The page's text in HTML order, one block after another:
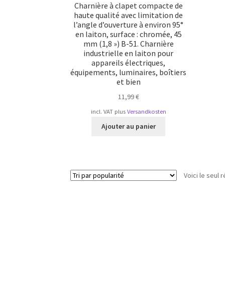
Charnière à clapet compacte de
haute qualité avec limitation de
l’angle d’ouverture à environ 95°
en laiton, surface : chromée, 45
mm (1,8 ») B-51. Charnière
industrielle en laiton pour
appareils électriques,
équipements, luminaires, boîtiers
et bien
11,99€
incl. VAT plus Versandkosten
Ajouter au panier
Voici le seul